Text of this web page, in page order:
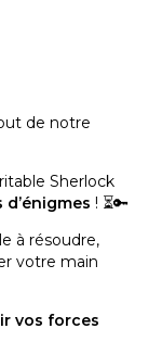
de notre
Sherlock
! ⏳🔑
à résoudre,
votre main
vos forces